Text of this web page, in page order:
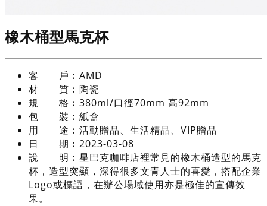
橡木桶型馬克杯
客 戶︰ AMD
材 質︰ 陶瓷
規 格︰ 380ml/口徑70mm 高92mm
包 裝︰ 紙盒
用 途︰ 活動贈品、生活精品、VIP贈品
日 期︰ 2023-03-08
說 明︰ 星巴克咖啡店裡常見的橡木桶造型的馬克
杯，造型突顯，深得很多文青人士的喜愛，搭配企業
Logo或標語，在辦公場域使用亦是極佳的宣傳效
果。